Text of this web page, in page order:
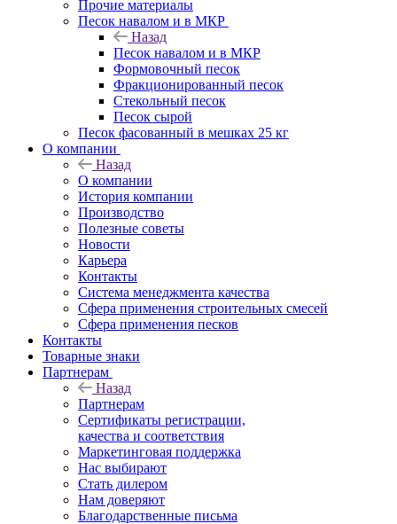
Прочие материалы
Песок навалом и в МКР
Назад
Песок навалом и в МКР
Формовочный песок
Фракционированный песок
Стекольный песок
Песок сырой
Песок фасованный в мешках 25 кг
О компании
Назад
О компании
История компании
Производство
Полезные советы
Новости
Карьера
Контакты
Система менеджмента качества
Сфера применения строительных смесей
Сфера применения песков
Контакты
Товарные знаки
Партнерам
Назад
Партнерам
Сертификаты регистрации,
качества и соответствия
Маркетинговая поддержка
Нас выбирают
Стать дилером
Нам доверяют
Благодарственные письма